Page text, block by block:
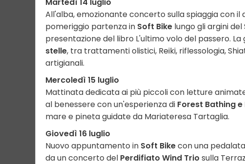
All'alba, emozionante concerto sulla spiaggia con il
pomeriggio partenza in Soft Bike lungo gli argini
presentazione del libro L'ultimo volo del passero.
stelle, tra trattamenti olistici, Reiki, riflessologia,
artigianali.
Mercoledì 15 luglio
Mattinata dedicata ai più piccoli con letture
al benessere con un'esperienza di Forest Bathing
mare e pineta guidate da Mariateresa Tartaglia.
Giovedì 16 luglio
Nuovo appuntamento in Soft Bikecon una
da un concerto del Perdifiato Wind Trio sulla